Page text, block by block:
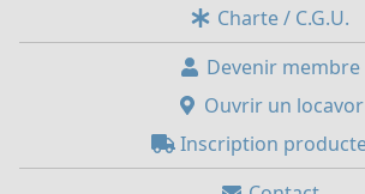
Charte / C.G.U.
Devenir membre
Ouvrir un locavor
Inscription